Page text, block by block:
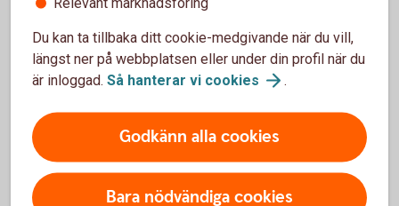
Programuppdatering av
telefon och surfplatta
För att appen ska fungera behöver du ha en
eller surfplatta.
Uppdateraoperativsystem
Du kan ta tillbaka ditt cookie-medgivande när du vill,
längst ner på webbplatsen eller under din profil när du
är inloggad. Så hanterar vi cookies .
Godkänn alla cookies
Bara nödvändiga cookies